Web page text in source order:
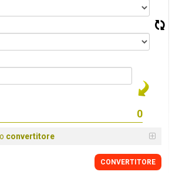
convertitore
CONVERTITORE